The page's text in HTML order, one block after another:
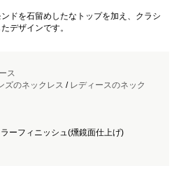
ドを石留めしたなトップを加え、クラシ
デザインです。
ス
ズのネックレス / レディースのネック
ーフィニッシュ(燻鏡面仕上げ)